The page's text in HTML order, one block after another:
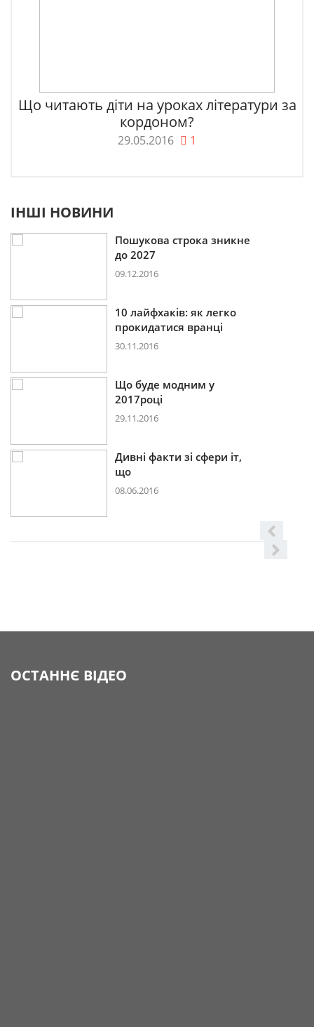
Що читають діти на уроках літератури за
кордоном?
29.05.2016 1
ІНШІ НОВИНИ
Пошукова строка зникне
до 2027
09.12.2016
10 лайфхаків: як легко
прокидатися вранці
30.11.2016
Що буде модним у
2017році
29.11.2016
Дивні факти зі сфери іт,
що
08.06.2016
ОСТАННЄ ВІДЕО